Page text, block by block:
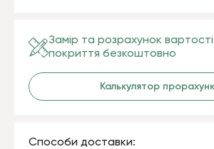
Замір та розрахунок вартості
покриття безкоштовно
Калькулятор
Способи доставки: